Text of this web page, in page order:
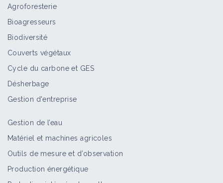
S'installer en agriculture
Agroforesterie
Bioagresseurs
Biodiversité
Couverts végétaux
Cycle du carbone et GES
Désherbage
Gestion d'entreprise
Gestion de l’eau
Matériel et machines agricoles
Outils de mesure et d’observation
Production énergétique